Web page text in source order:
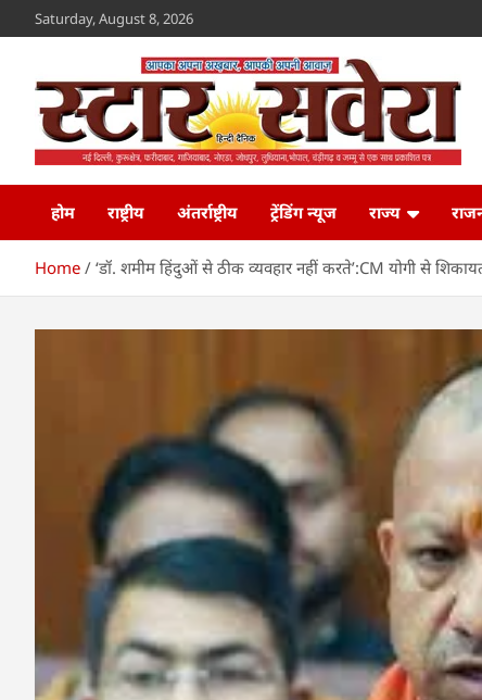
to
Saturday, August 8, 2026
Star Savera
होम
राष्ट्रीय अंतर्राष्ट्रीय ट्रेंडिंग न्यूज राज्य
Home ‘डॉ. शमीम हिंदुओं से ठीक व्यवहार नहीं करते’:CM योगी से